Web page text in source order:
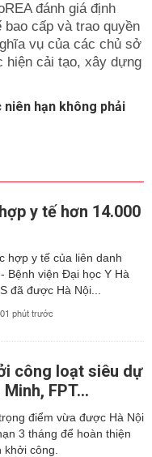
đánh giá định
cấp và trao quyền
vụ của các chủ sở
hiện cải tạo, xây dựng
niên hạn không phải
y tế hơn 14.000
hợp y tế của liên danh
Bệnh viện Đại học Y Hà
đã được Hà Nội...
01 phút trước
công loạt siêu dự
FPT...
điểm vừa được Hà Nội
3 tháng để hoàn thiện
khởi công.